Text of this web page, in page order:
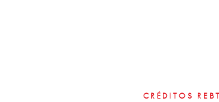
CRÉDITOS